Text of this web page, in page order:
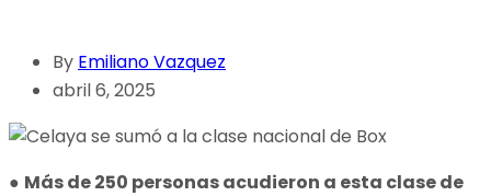
By Emiliano Vazquez
abril 6, 2025
● Más de 250 personas acudieron a esta clase de